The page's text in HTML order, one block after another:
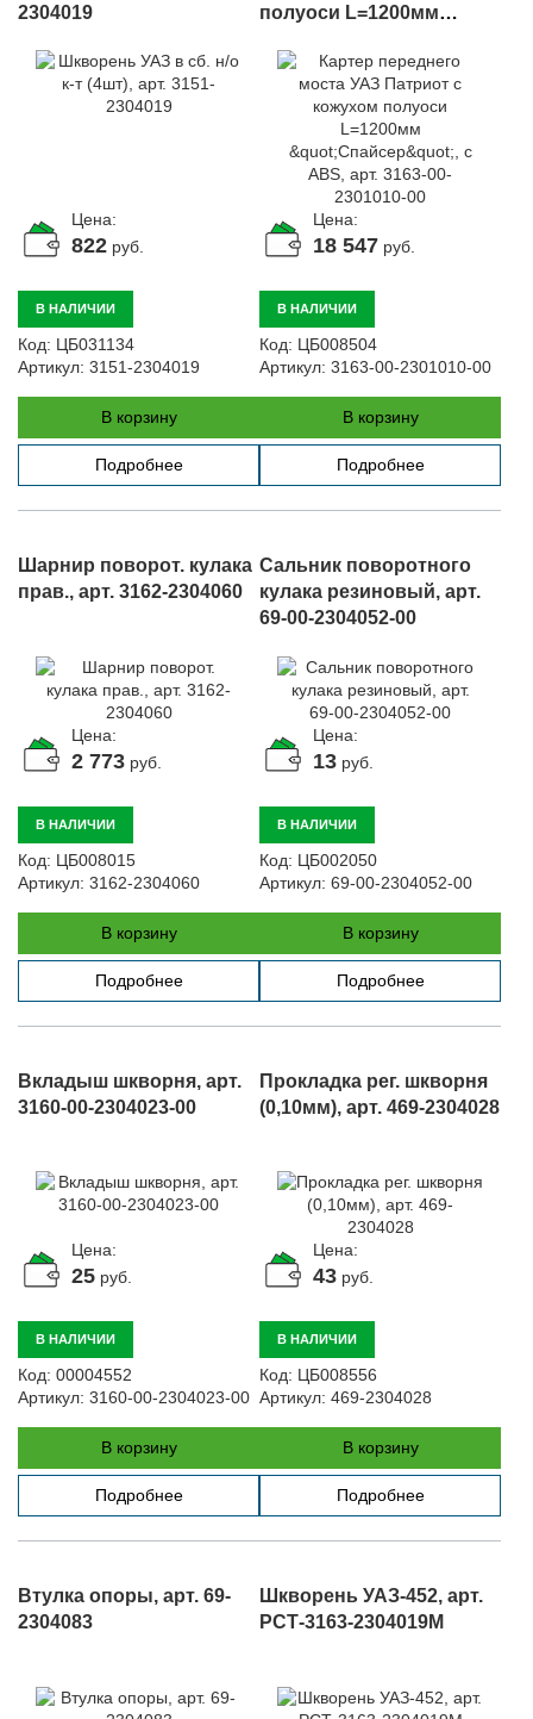
2304019
Цена:
822 руб.
В НАЛИЧИИ
Код: ЦБ031134
Артикул: 3151-2304019
В корзину
Подробнее
полуоси L=1200мм
3163-00-2301010-00
Цена:
18 547 руб.
В НАЛИЧИИ
Код: ЦБ008504
Артикул: 3163-00-2301010-00
В корзину
Подробнее
Шарнир поворот. кулака
прав., арт. 3162-2304060
Цена:
2 773 руб.
В НАЛИЧИИ
Код: ЦБ008015
Артикул: 3162-2304060
В корзину
Подробнее
Сальник поворотного
кулака резиновый, арт.
69-00-2304052-00
Цена:
13 руб.
В НАЛИЧИИ
Код: ЦБ002050
Артикул: 69-00-2304052-00
В корзину
Подробнее
Вкладыш шкворня, арт.
3160-00-2304023-00
Цена:
25 руб.
В НАЛИЧИИ
Код: 00004552
Артикул: 3160-00-2304023-00
В корзину
Подробнее
Прокладка рег. шкворня
(0,10мм), арт. 469-2304028
Цена:
43 руб.
В НАЛИЧИИ
Код: ЦБ008556
Артикул: 469-2304028
В корзину
Подробнее
Втулка опоры, арт. 69-
2304083
Шкворень УАЗ-452, арт.
РСТ-3163-2304019М